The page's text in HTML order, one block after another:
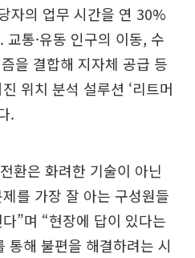
자의 업무 시간을 연 30%
통·유동 인구의 이동, 수
을 결합해 지자체 공급 등
위치 분석 설루션 ‘리트머
.
환은 화려한 기술이 아닌
를 가장 잘 아는 구성원들
”며 “현장에 답이 있다는
통해 불편을 해결하려는 시